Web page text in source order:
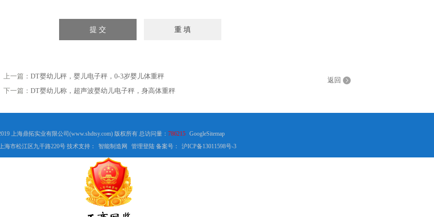
上一篇： DT婴幼儿秤，婴儿电子秤，0-3岁婴儿体重秤
下一篇： DT婴幼儿称，超声波婴幼儿电子秤，身高体重秤
返回
上海鼎拓实业有限公司(www.shdtsy.com) 版权所有 总访问量： 786215 GoogleSitemap
海市松江区九干路220号 技术支持：
智能制造网 管理登陆备案号： 沪ICP备13011598号-3